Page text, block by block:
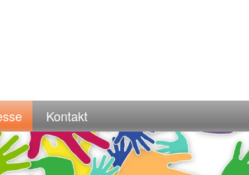
Kontakt